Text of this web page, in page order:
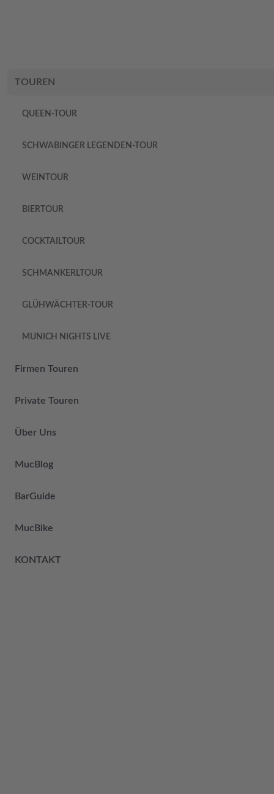
TOUREN
QUEEN-TOUR
SCHWABINGER LEGENDEN-TOUR
WEINTOUR
BIERTOUR
COCKTAILTOUR
SCHMANKERLTOUR
GLÜHWÄCHTER-TOUR
MUNICH NIGHTS LIVE
Firmen Touren
Private Touren
Über Uns
MucBlog
BarGuide
MucBike
KONTAKT